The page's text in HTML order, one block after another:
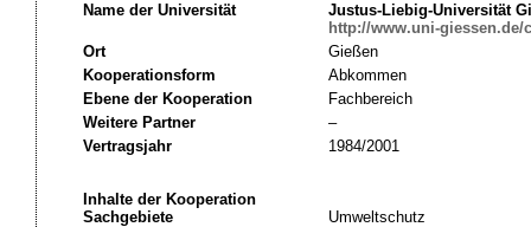
Name der Universität
Justus-Liebig-Universität
http://www.uni-giessen.de/
Ort
Gießen
Kooperationsform
Abkommen
Ebene der Kooperation
Fachbereich
Weitere Partner
–
Vertragsjahr
1984/2001
Inhalte der Kooperation
Sachgebiete
Umweltschutz